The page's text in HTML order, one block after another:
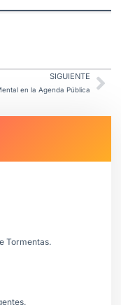
SIGUIENTE
en la Agenda Pública
Tormentas.